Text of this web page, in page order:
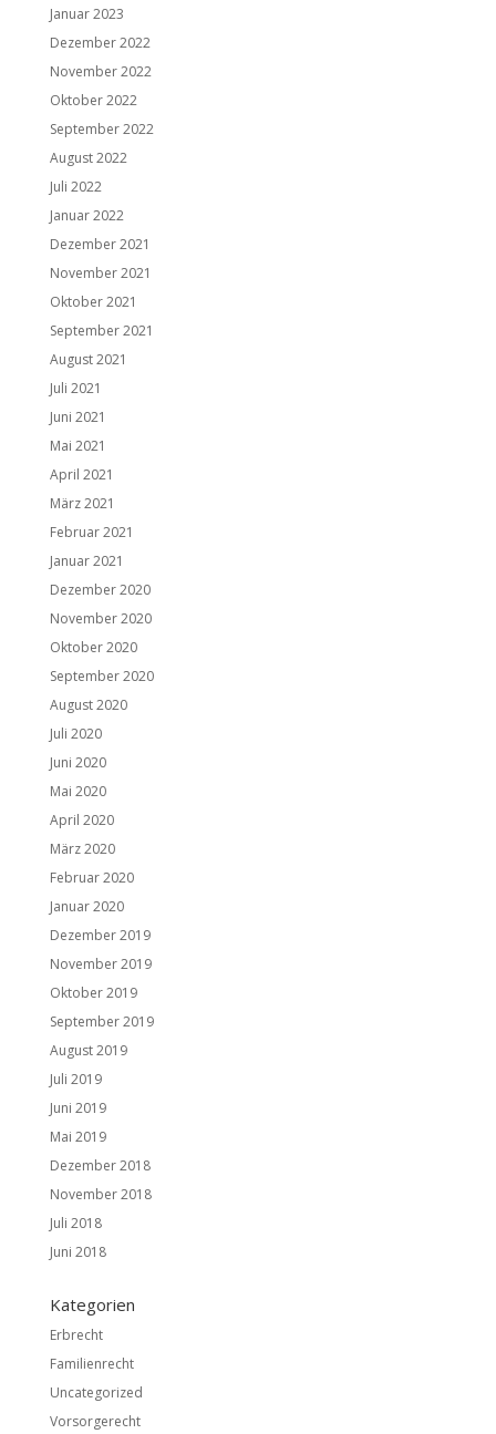
Januar 2023
Dezember 2022
November 2022
Oktober 2022
September 2022
August 2022
Juli 2022
Januar 2022
Dezember 2021
November 2021
Oktober 2021
September 2021
August 2021
Juli 2021
Juni 2021
Mai 2021
April 2021
März 2021
Februar 2021
Januar 2021
Dezember 2020
November 2020
Oktober 2020
September 2020
August 2020
Juli 2020
Juni 2020
Mai 2020
April 2020
März 2020
Februar 2020
Januar 2020
Dezember 2019
November 2019
Oktober 2019
September 2019
August 2019
Juli 2019
Juni 2019
Mai 2019
Dezember 2018
November 2018
Juli 2018
Juni 2018
Kategorien
Erbrecht
Familienrecht
Uncategorized
Vorsorgerecht